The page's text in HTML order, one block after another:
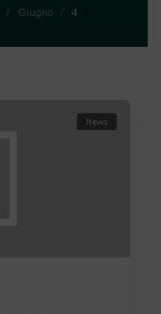
/ Giugno / 4
News